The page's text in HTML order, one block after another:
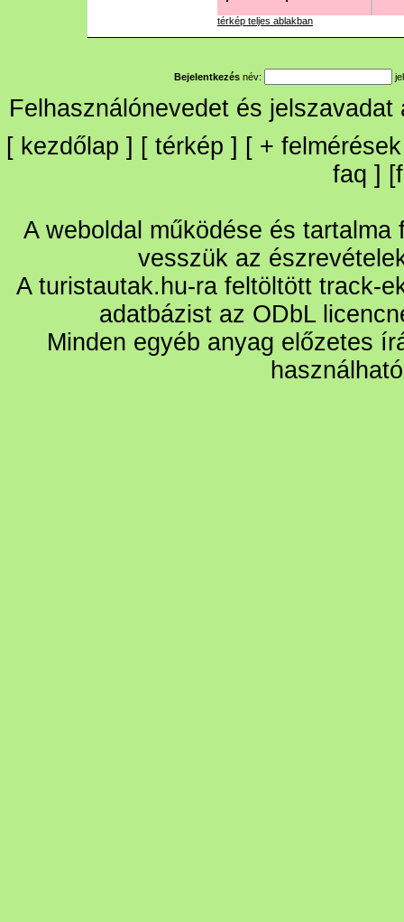
térkép teljes ablakban
Bejelentkezés név:
Felhasználónevedet és
[ kezdőlap ] [ térkép ] [ + felmérések
faq ] [
A weboldal működése és
vesszük az
A turistautak.hu-ra feltöltött track-
adatbázist az ODbL
Minden egyéb anyag előzetes